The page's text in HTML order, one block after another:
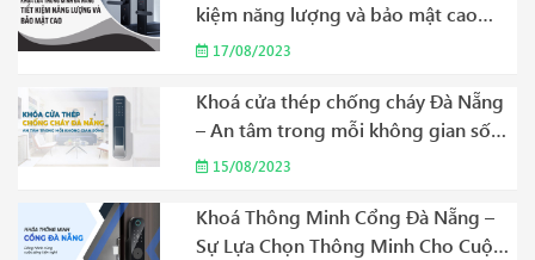
kiệm năng lượng và bảo mật cao
Năm 2023
17/08/2023
Khoá cửa thép chống cháy Đà Nẵng
– An tâm trong mỗi không gian sống
Năm 2023
15/08/2023
Khoá Thông Minh Cổng Đà Nẵng –
Sự Lựa Chọn Thông Minh Cho Cuộc